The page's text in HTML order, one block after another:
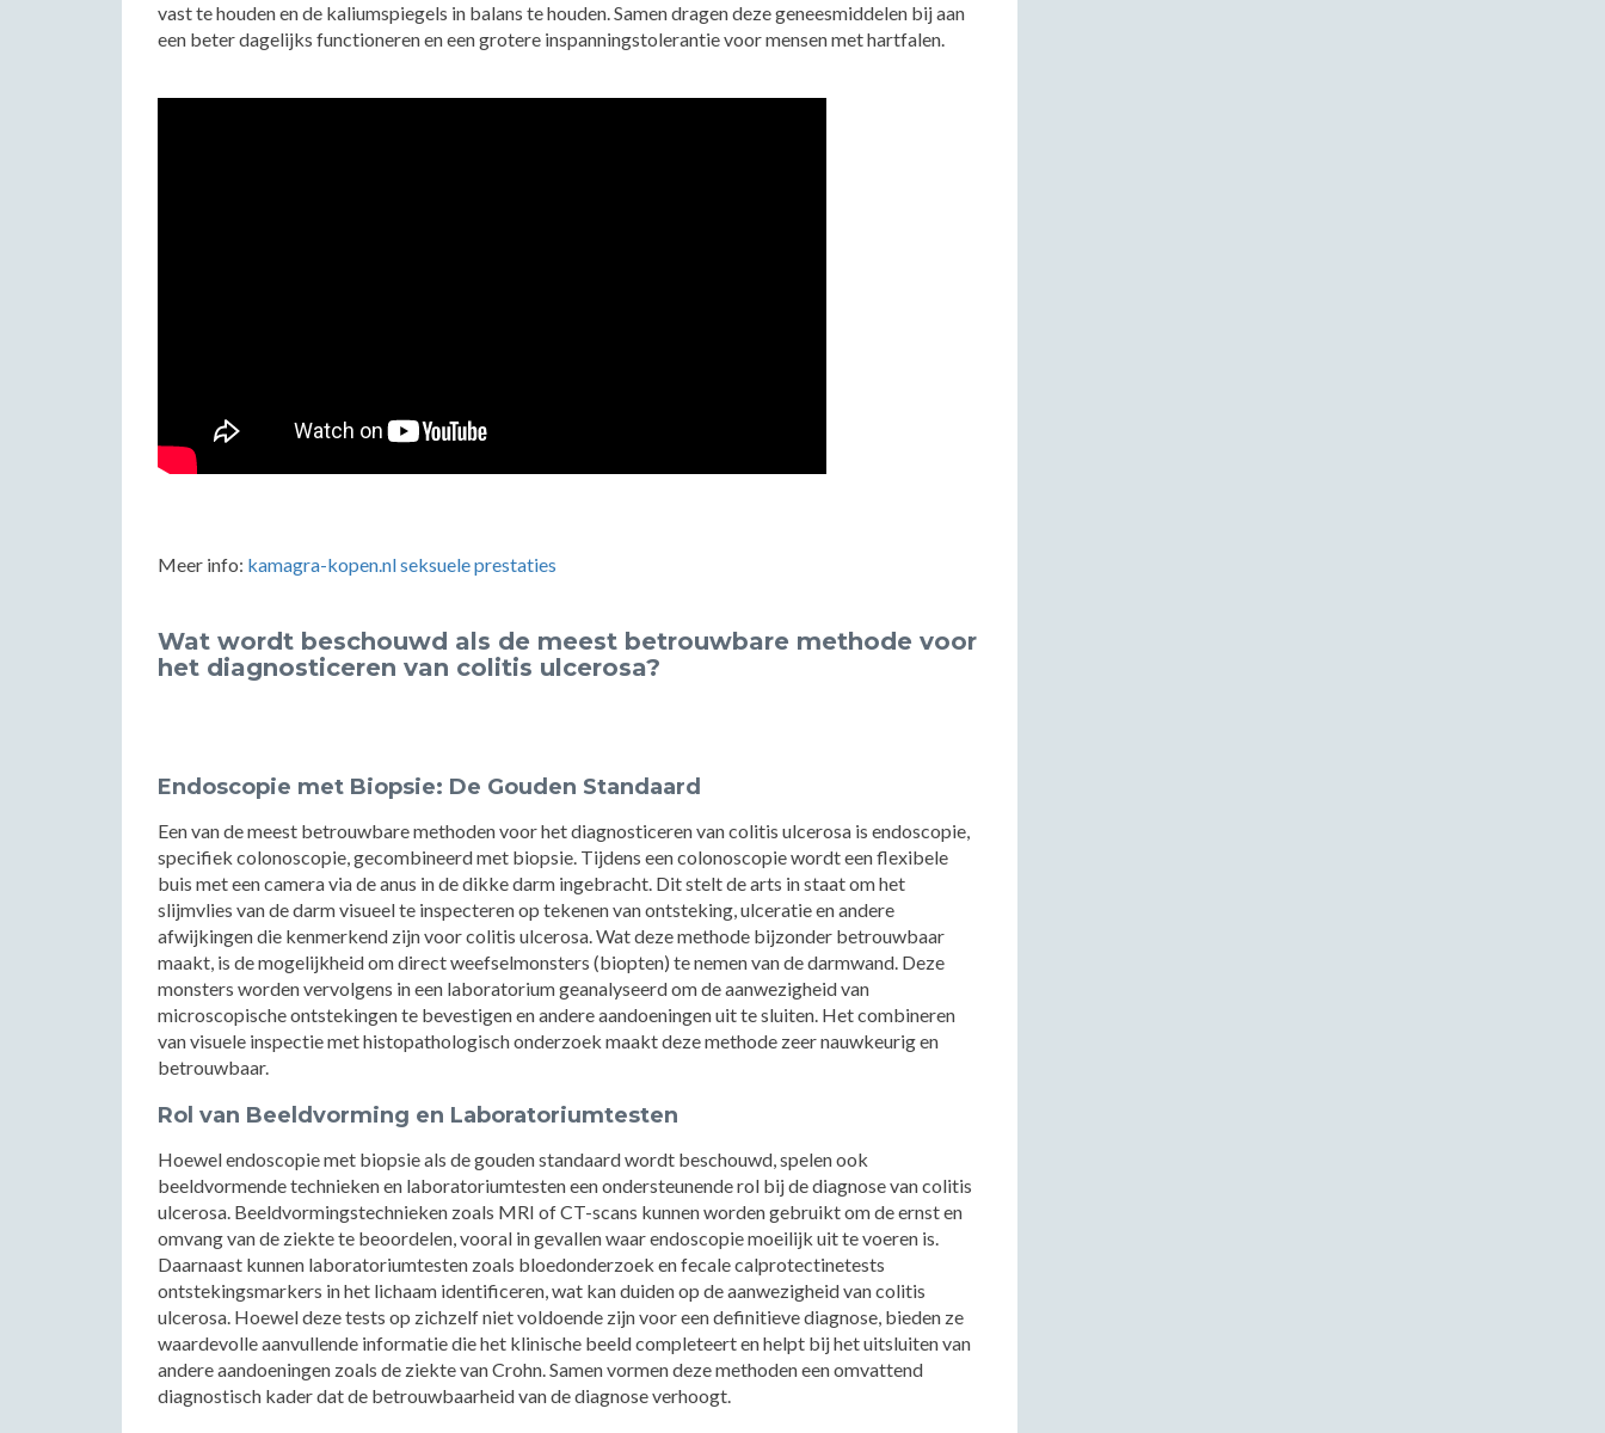
vast te houden en de kaliumspiegels in balans te houden. Samen dragen deze geneesmiddelen bij aan
een beter dagelijks functioneren en een grotere inspanningstolerantie voor mensen met hartfalen.
Meer info: kamagra-kopen.nl seksuele prestaties
Wat wordt beschouwd als de meest betrouwbare methode voor
het diagnosticeren van colitis ulcerosa?
Endoscopie met Biopsie: De Gouden Standaard
Een van de meest betrouwbare methoden voor het diagnosticeren van colitis ulcerosa is endoscopie,
specifiek colonoscopie, gecombineerd met biopsie. Tijdens een colonoscopie wordt een flexibele
buis met een camera via de anus in de dikke darm ingebracht. Dit stelt de arts in staat om het
slijmvlies van de darm visueel te inspecteren op tekenen van ontsteking, ulceratie en andere
afwijkingen die kenmerkend zijn voor colitis ulcerosa. Wat deze methode bijzonder betrouwbaar
maakt, is de mogelijkheid om direct weefselmonsters (biopten) te nemen van de darmwand. Deze
monsters worden vervolgens in een laboratorium geanalyseerd om de aanwezigheid van
microscopische ontstekingen te bevestigen en andere aandoeningen uit te sluiten. Het combineren
van visuele inspectie met histopathologisch onderzoek maakt deze methode zeer nauwkeurig en
betrouwbaar.
Rol van Beeldvorming en Laboratoriumtesten
Hoewel endoscopie met biopsie als de gouden standaard wordt beschouwd, spelen ook
beeldvormende technieken en laboratoriumtesten een ondersteunende rol bij de diagnose van colitis
ulcerosa. Beeldvormingstechnieken zoals MRI of CT-scans kunnen worden gebruikt om de ernst en
omvang van de ziekte te beoordelen, vooral in gevallen waar endoscopie moeilijk uit te voeren is.
Daarnaast kunnen laboratoriumtesten zoals bloedonderzoek en fecale calprotectinetests
ontstekingsmarkers in het lichaam identificeren, wat kan duiden op de aanwezigheid van colitis
ulcerosa. Hoewel deze tests op zichzelf niet voldoende zijn voor een definitieve diagnose, bieden ze
waardevolle aanvullende informatie die het klinische beeld completeert en helpt bij het uitsluiten van
andere aandoeningen zoals de ziekte van Crohn. Samen vormen deze methoden een omvattend
diagnostisch kader dat de betrouwbaarheid van de diagnose verhoogt.